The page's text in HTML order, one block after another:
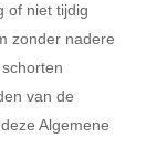
of niet tijdig
zonder nadere
van de
Algemene